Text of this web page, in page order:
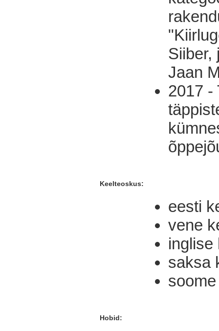
Siiber,
Jaan
2017 -
Keelteoskus:
eesti
vene
inglise
saksa
Hobid: